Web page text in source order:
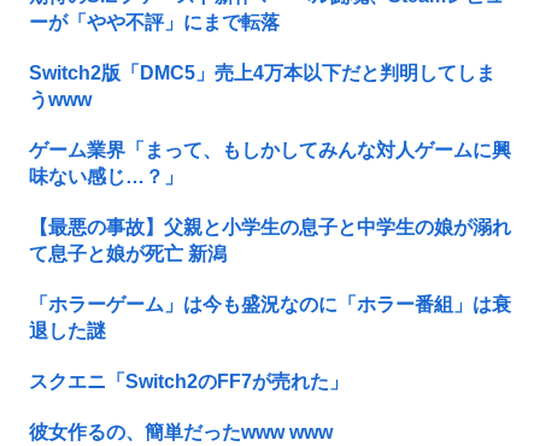
ーが「やや不評」にまで転落
Switch2版「DMC5」売上4万本以下だと判明してしま
うwww
ゲーム業界「まって、もしかしてみんな対人ゲームに興
味ない感じ…？」
【最悪の事故】父親と小学生の息子と中学生の娘が溺れ
て息子と娘が死亡 新潟
「ホラーゲーム」は今も盛況なのに「ホラー番組」は衰
退した謎
スクエニ「Switch2のFF7が売れた」
彼女作るの、簡単だったwww www